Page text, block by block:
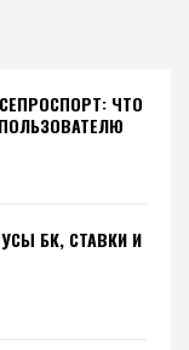
ЧТО
БК, СТАВКИ И